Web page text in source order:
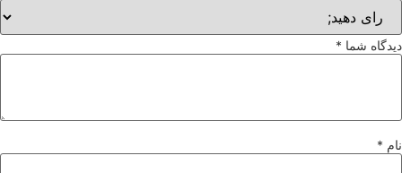
دیدگاه شما *
نام *